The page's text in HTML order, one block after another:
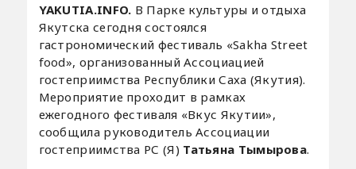
YAKUTIA.INFO. В Парке культуры и отдыха
Якутска сегодня состоялся
гастрономический фестиваль «Sakha Street
food», организованный Ассоциацией
гостеприимства Республики Саха (Якутия).
Мероприятие проходит в рамках
ежегодного фестиваля «Вкус Якутии»,
сообщила руководитель Ассоциации
гостеприимства РС (Я) Татьяна Тымырова.